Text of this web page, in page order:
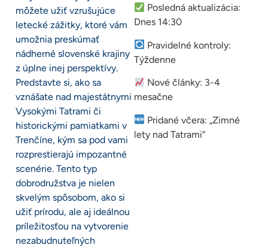
môžete užiť vzrušujúce
letecké zážitky, ktoré vám
umožnia preskúmať
nádherné slovenské krajiny
z úplne inej perspektívy.
Predstavte si, ako sa
vznášate nad majestátnymi
Vysokými Tatrami či
historickými pamiatkami v
Trenčíne, kým sa pod vami
rozprestierajú impozantné
scenérie. Tento typ
dobrodružstva je nielen
skvelým spôsobom, ako si
užiť prírodu, ale aj ideálnou
príležitosťou na vytvorenie
nezabudnuteľných
Posledná aktualizácia:
Dnes 14:30
Pravidelné kontroly:
Týždenne
Nové články: 3-4
mesačne
Pridané včera: „Zimné
lety nad Tatrami“